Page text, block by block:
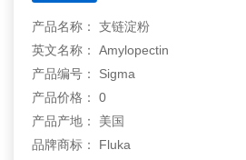
产品名称： 支链淀粉
英文名称： Amylopectin
产品编号： Sigma
产品价格： 0
产品产地： 美国
品牌商标： Fluka